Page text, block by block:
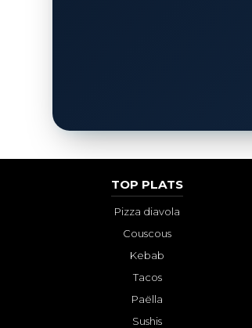
TOP PLATS
Pizza diavola
Couscous
Kebab
Tacos
Paëlla
Sushis